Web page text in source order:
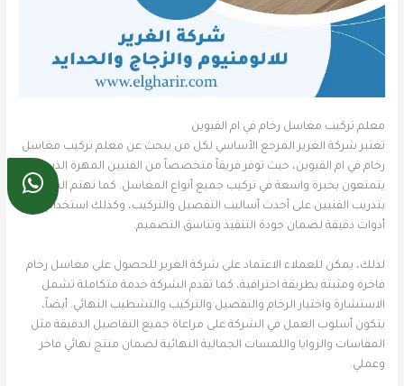
معلم تركيب مغاسل رخام في ام القيوين
تعتبر شركة الغرير المرجع الأساسي لكل من يبحث عن معلم تركيب مغاسل
رخام في ام القيوين، حيث توفر فريقاً متخصصاً من الفنيين المهرة الذين
يتمتعون بخبرة واسعة في تركيب جميع أنواع المغاسل. كما تهتم الشركة
بتدريب الفنيين على أحدث أساليب التفصيل والتركيب، وكذلك استخدام
أدوات دقيقة لضمان جودة التنفيذ وتناسق التصميم.
لذلك، يمكن للعملاء الاعتماد على شركة الغرير للحصول على مغاسل رخام
فاخرة ومثبتة بطريقة احترافية، كما تقدم الشركة خدمة متكاملة تشمل
الاستشارة واختيار الرخام والتفصيل والتركيب والتشطيب النهائي. أيضاً،
يتكون أسلوب العمل في الشركة على مراعاة جميع التفاصيل الدقيقة مثل
المقاسات والزوايا واللمسات الجمالية النهائية لضمان منتج نهائي فاخر
وعملي.